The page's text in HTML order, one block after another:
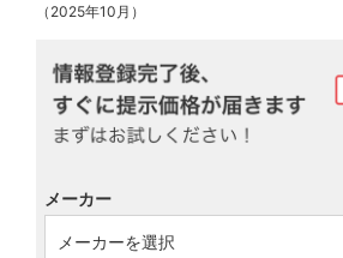
（2025年10月）
メーカー